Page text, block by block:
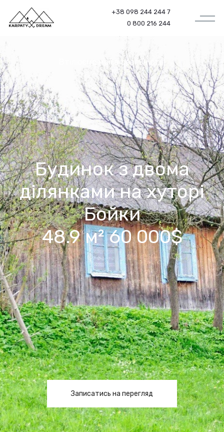
0 800 216 244
+38 098 244 244 7
Втілюємо мрії в реальність!
Будинок з двома
ділянками на хуторі
Бойки
48.9 м² 60 000$
Записатись на перегляд